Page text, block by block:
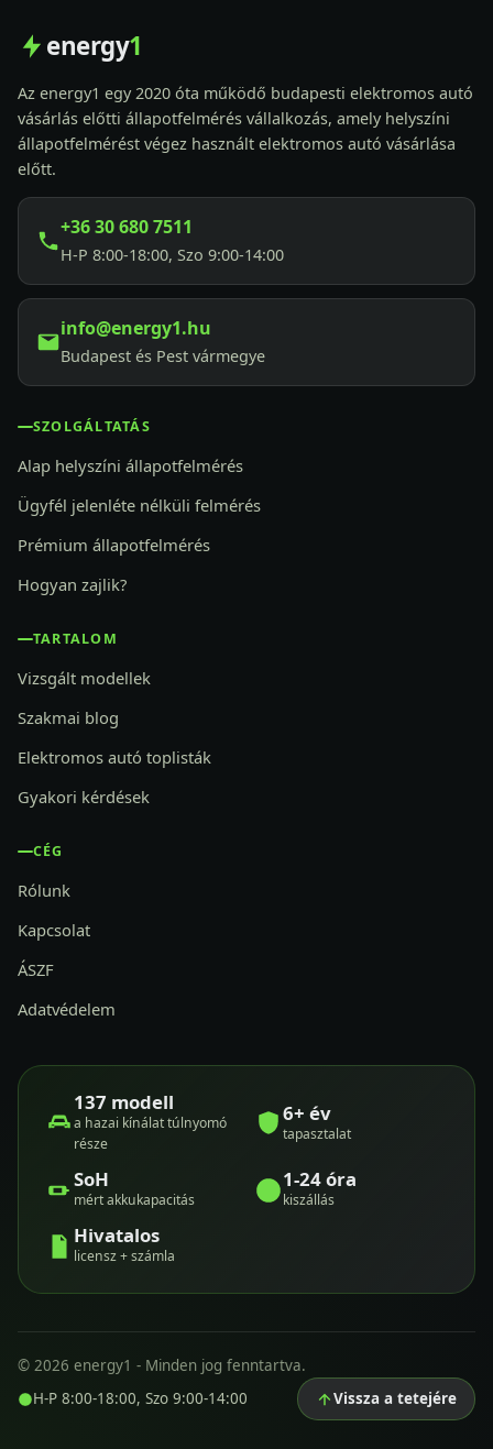
energy1
Az energy1 egy 2020 óta működő budapesti elektromos autó
vásárlás előtti állapotfelmérés vállalkozás, amely helyszíni
állapotfelmérést végez használt elektromos autó vásárlása
előtt.
+36 30 680 7511
H-P 8:00-18:00, Szo 9:00-14:00
info@energy1.hu
Budapest és Pest vármegye
SZOLGÁLTATÁS
Alap helyszíni állapotfelmérés
Ügyfél jelenléte nélküli felmérés
Prémium állapotfelmérés
Hogyan zajlik?
TARTALOM
Vizsgált modellek
Szakmai blog
Elektromos autó toplisták
Gyakori kérdések
CÉG
Rólunk
Kapcsolat
ÁSZF
Adatvédelem
137 modell
a hazai kínálat túlnyomó
része
6+ év
tapasztalat
SoH
mért akkukapacitás
1-24 óra
kiszállás
Hivatalos
licensz + számla
© 2026 energy1 - Minden jog fenntartva.
H-P 8:00-18:00, Szo 9:00-14:00
Vissza a tetejére